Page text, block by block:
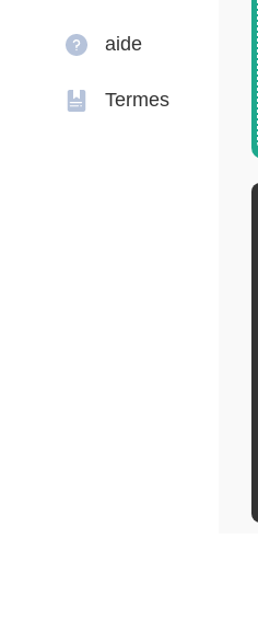
aide
Termes